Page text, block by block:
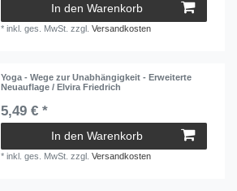
In den Warenkorb
*inkl. ges. MwSt. zzgl.Versandkosten
Yoga - Wege zur Unabhängigkeit - Erweiterte
Neuauflage / Elvira Friedrich
5,49 € *
In den Warenkorb
*inkl. ges. MwSt. zzgl.Versandkosten